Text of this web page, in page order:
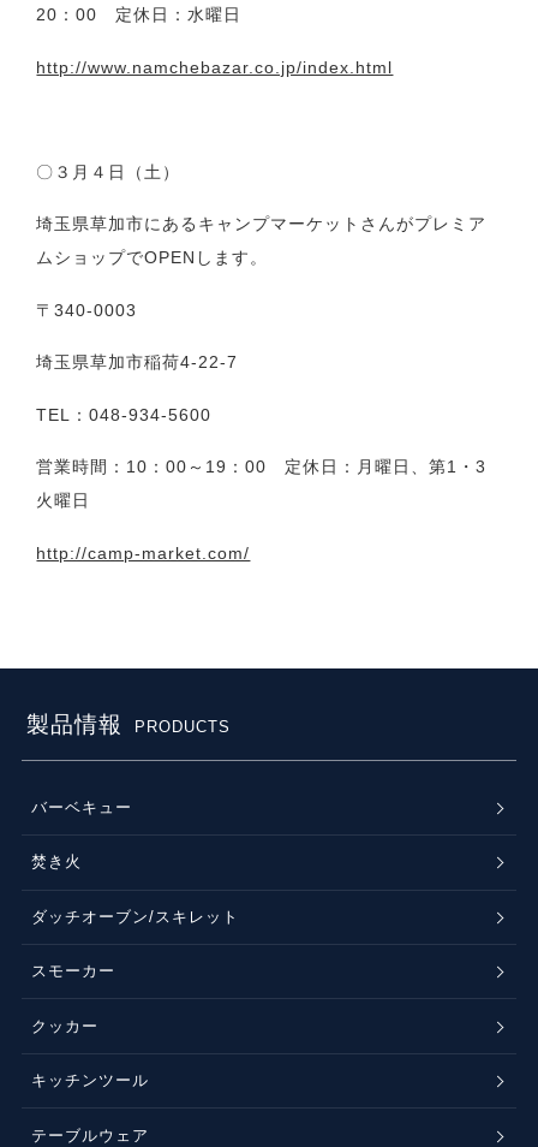
20：00 定休日：水曜日
http://www.namchebazar.co.jp/index.html
〇３月４日（土）
埼玉県草加市にあるキャンプマーケットさんがプレミア
ムショップでOPENします。
〒340-0003
埼玉県草加市稲荷4-22-7
TEL：048-934-5600
営業時間：10：00～19：00 定休日：月曜日、第1・3
火曜日
http://camp-market.com/
製品情報 PRODUCTS
バーベキュー
焚き火
ダッチオーブン/スキレット
スモーカー
クッカー
キッチンツール
テーブルウェア